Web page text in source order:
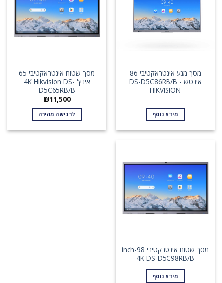
מסך מגע אינטראקטיבי 86
אינטש DS-D5C86RB/B -
HIKVISION
מידע נוסף
מסך שטוח אינטראקטיבי 65
אינץ' 4K Hikvision DS-
D5C65RB/B
₪11,500
לרכישה מהירה
מסך שטוח אינטרקטיבי 98-inch
4K DS-D5C98RB/B
מידע נוסף